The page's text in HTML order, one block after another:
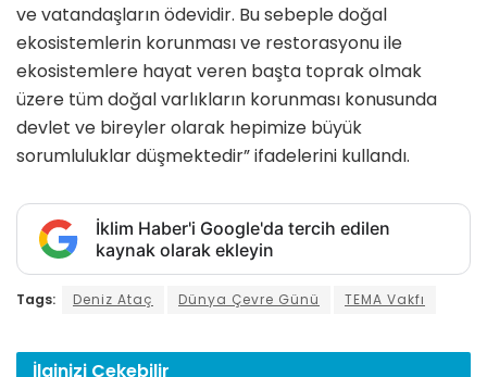
ve vatandaşların ödevidir. Bu sebeple doğal
ekosistemlerin korunması ve restorasyonu ile
ekosistemlere hayat veren başta toprak olmak
üzere tüm doğal varlıkların korunması konusunda
devlet ve bireyler olarak hepimize büyük
sorumluluklar düşmektedir” ifadelerini kullandı.
İklim Haber'i Google'da tercih edilen
kaynak olarak ekleyin
Tags: Deniz Ataç Dünya Çevre Günü TEMA Vakfı
İlginizi Çekebilir